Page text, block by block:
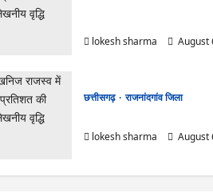
lokesh sharma
August
छत्तीसगढ़
राजनांदगांव जिला
lokesh sharma
August